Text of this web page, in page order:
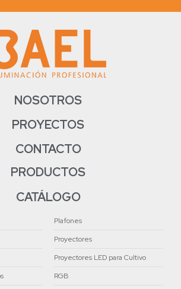
NOSOTROS
PROYECTOS
CONTACTO
PRODUCTOS
CATÁLOGO
Plafones
Proyectores
Proyectores LED para Cultivo
RGB